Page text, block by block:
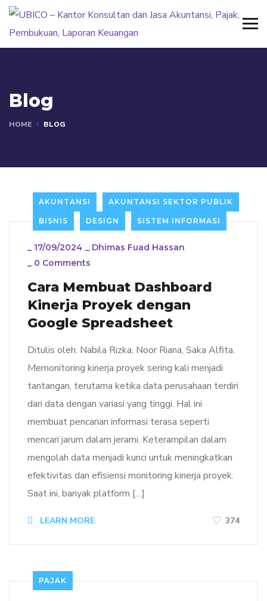
Blog
HOME BLOG
AKUNTANSI AKUNTANSI SEKTOR PUBLIK
BISNIS DESIGN SISTEM INFORMASI
_ 17/09/2024 _ Dhimas Fuad Hassan
_ 0 Comments
Cara Membuat Dashboard
Kinerja Proyek dengan
Google Spreadsheet
Ditulis oleh: Nabila Rizka, Noor Riana, Saka Alfita.
Memonitoring kinerja proyek sering kali menjadi
tantangan, terutama ketika data perusahaan terdiri
dari data dengan variasi yang tinggi. Hal ini
membuat pencarian informasi terasa seperti
mencari jarum dalam jerami. Keterampilan dalam
mengolah data menjadi kunci untuk meningkatkan
efektivitas dan efisiensi monitoring kinerja proyek.
Saat ini, banyak platform […]
LEARN MORE 374
PAJAK